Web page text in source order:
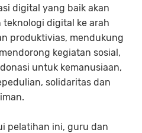
digital yang baik akan
digital ke arah
produktivias, mendukung
kegiatan sosial,
untuk kemanusiaan,
solidaritas dan
pelatihan ini, guru dan